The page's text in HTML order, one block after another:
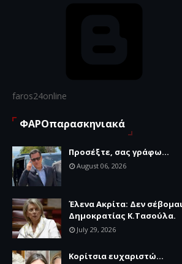
faros24online
ΦΑΡΟπαρασκηνιακά
Προσέξτε, σας γράφω...
August 06, 2026
Έλενα Ακρίτα: Δεν
Δημοκρατίας Κ.Τασούλα.
July 29, 2026
Κορίτσια ευχαριστώ...